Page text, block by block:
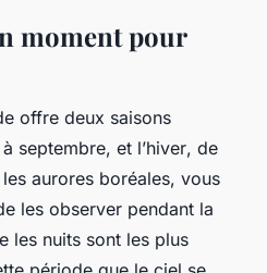
moment pour
offre deux saisons
septembre, et l’hiver, de
aurores boréales, vous
les observer pendant la
les nuits sont les plus